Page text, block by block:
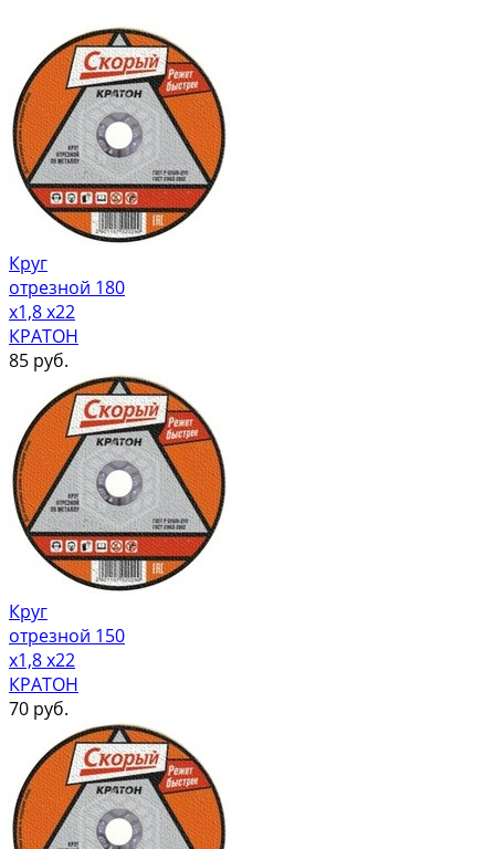
Круг
отрезной 180
х1,8 х22
КРАТОН
85 руб.
Круг
отрезной 150
х1,8 х22
КРАТОН
70 руб.